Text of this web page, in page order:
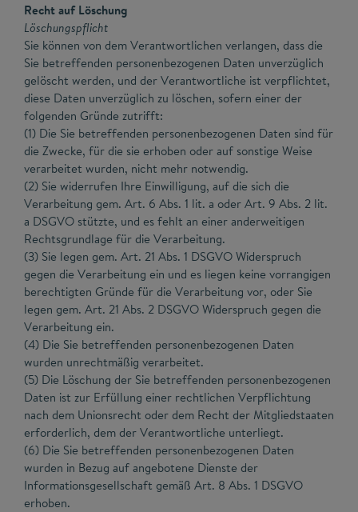
Recht auf Löschung
Löschungspflicht
Sie können von dem Verantwortlichen verlangen, dass die
Sie betreffenden personenbezogenen Daten unverzüglich
gelöscht werden, und der Verantwortliche ist verpflichtet,
diese Daten unverzüglich zu löschen, sofern einer der
folgenden Gründe zutrifft:
(1) Die Sie betreffenden personenbezogenen Daten sind für
die Zwecke, für die sie erhoben oder auf sonstige Weise
verarbeitet wurden, nicht mehr notwendig.
(2) Sie widerrufen Ihre Einwilligung, auf die sich die
Verarbeitung gem. Art. 6 Abs. 1 lit. a oder Art. 9 Abs. 2 lit.
a DSGVO stützte, und es fehlt an einer anderweitigen
Rechtsgrundlage für die Verarbeitung.
(3) Sie legen gem. Art. 21 Abs. 1 DSGVO Widerspruch
gegen die Verarbeitung ein und es liegen keine vorrangigen
berechtigten Gründe für die Verarbeitung vor, oder Sie
legen gem. Art. 21 Abs. 2 DSGVO Widerspruch gegen die
Verarbeitung ein.
(4) Die Sie betreffenden personenbezogenen Daten
wurden unrechtmäßig verarbeitet.
(5) Die Löschung der Sie betreffenden personenbezogenen
Daten ist zur Erfüllung einer rechtlichen Verpflichtung
nach dem Unionsrecht oder dem Recht der Mitgliedstaaten
erforderlich, dem der Verantwortliche unterliegt.
(6) Die Sie betreffenden personenbezogenen Daten
wurden in Bezug auf angebotene Dienste der
Informationsgesellschaft gemäß Art. 8 Abs. 1 DSGVO
erhoben.